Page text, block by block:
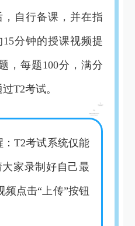
自行备课，并在指
分钟的授课视频提
，每题100分，满分
T2考试。
：T2考试系统仅能
大家录制好自己最
频点击“上传”按钮